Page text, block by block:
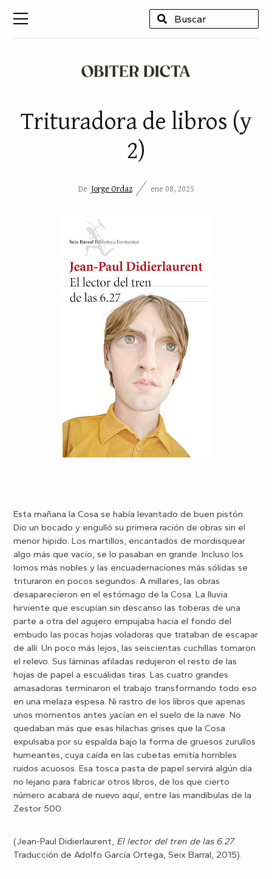
Trituradora de libros (y
2)
De Jorge Ordaz ene 08, 2025
Esta mañana la Cosa se había levantado de buen pistón.
Dio un bocado y engulló su primera ración de obras sin el
menor hipido. Los martillos, encantados de mordisquear
algo más que vacío, se lo pasaban en grande. Incluso los
lomos más nobles y las encuadernaciones más sólidas se
trituraron en pocos segundos. A millares, las obras
desaparecieron en el estómago de la Cosa. La lluvia
hirviente que escupían sin descanso las toberas de una
parte a otra del agujero empujaba hacia el fondo del
embudo las pocas hojas voladoras que trataban de escapar
de allí. Un poco más lejos, las seiscientas cuchillas tomaron
el relevo. Sus láminas afiladas redujeron el resto de las
hojas de papel a escuálidas tiras. Las cuatro grandes
amasadoras terminaron el trabajo transformando todo eso
en una melaza espesa. Ni rastro de los libros que apenas
unos momentos antes yacían en el suelo de la nave. No
quedaban más que esas hilachas grises que la Cosa
expulsaba por su espalda bajo la forma de gruesos zurullos
humeantes, cuya caída en las cubetas emitía horribles
ruidos acuosos. Esa tosca pasta de papel servirá algún día
no lejano para fabricar otros libros, de los que cierto
número acabará de nuevo aquí, entre las mandíbulas de la
Zestor 500.
(Jean-Paul Didierlaurent, El lector del tren de las 6.27.
Traducción de Adolfo García Ortega, Seix Barral, 2015).